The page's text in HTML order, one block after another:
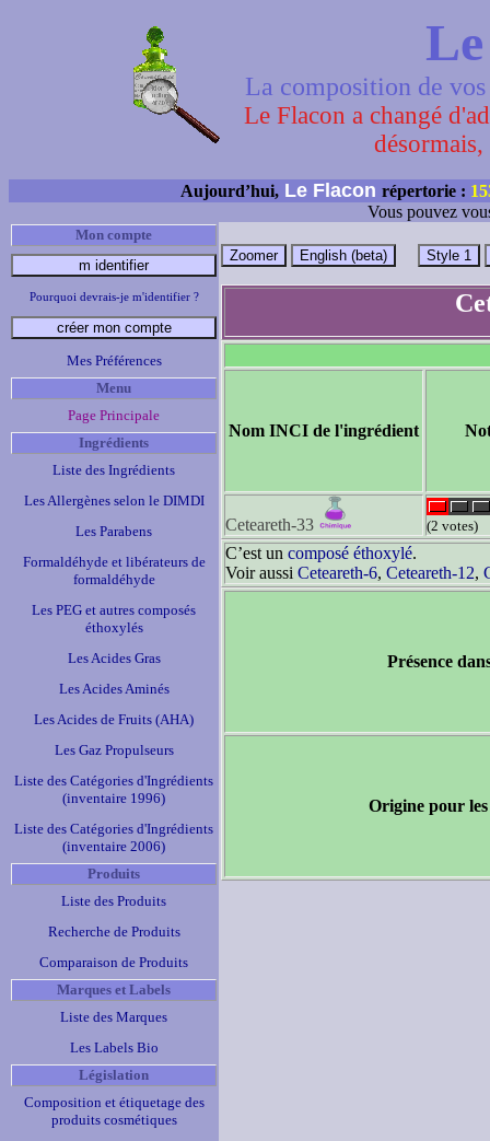
La composition de
Le Flacon a changé
Aujourd’hui, Le Flacon répertorie :
Vous pouvez
Mon compte
Pourquoi devrais-je m'identifier ?
Mes Préférences
Menu
Page Principale
Ingrédients
Liste des Ingrédients
Les Allergènes selon le DIMDI
Les Parabens
Formaldéhyde et libérateurs de
formaldéhyde
Les PEG et autres composés
éthoxylés
Les Acides Gras
Les Acides Aminés
Les Acides de Fruits (AHA)
Les Gaz Propulseurs
Liste des Catégories d'Ingrédients
(inventaire 1996)
Liste des Catégories d'Ingrédients
(inventaire 2006)
Produits
Liste des Produits
Recherche de Produits
Comparaison de Produits
Marques et Labels
Liste des Marques
Les Labels Bio
Législation
Composition et étiquetage des
produits cosmétiques
Nom INCI de l'ingrédient
Ceteareth-33 (2 votes)
C’est un composé éthoxylé.
Voir aussi Ceteareth-6, Ceteareth-12,
Présence
Origine pour les